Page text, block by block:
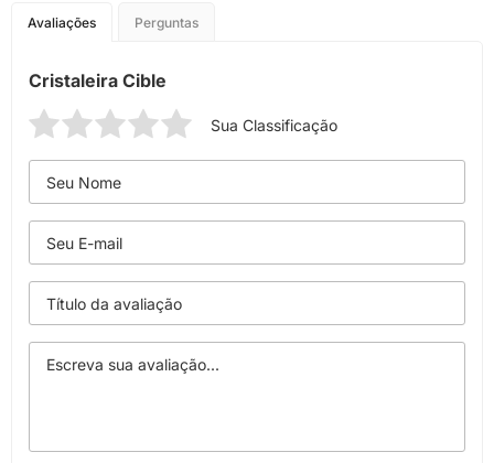
Avaliações Perguntas
Cristaleira Cible
Sua Classificação